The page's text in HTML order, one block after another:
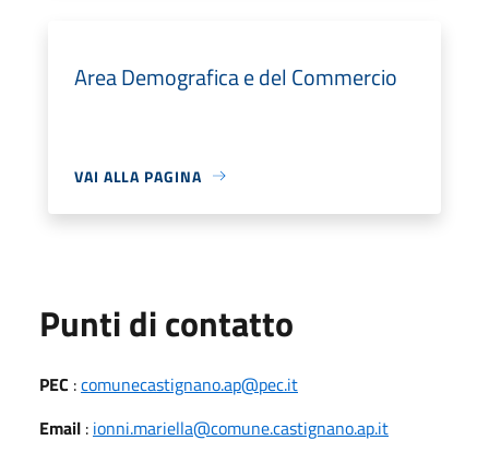
Area Demografica e del Commercio
VAI ALLA PAGINA
Punti di contatto
PEC :comunecastignano.ap@pec.it
Email : ionni.mariella@comune.castignano.ap.it